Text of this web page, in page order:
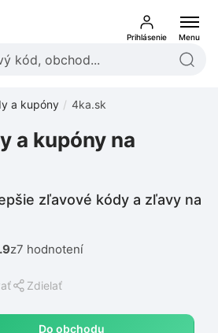
Prihlásenie Menu
a kupóny 4ka.sk
Zdielať
Do obchodu
a kupóny na
zľavové kódy a zľavy na
z7 hodnotení